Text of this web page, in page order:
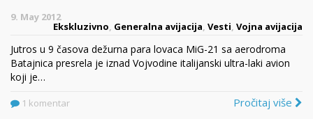
9. May 2012
Ekskluzivno, Generalna avijacija, Vesti, Vojna avijacija
Jutros u 9 časova dežurna para lovaca MiG-21 sa aerodroma
Batajnica presrela je iznad Vojvodine italijanski ultra-laki avion
koji je…
1 komentar Pročitaj više